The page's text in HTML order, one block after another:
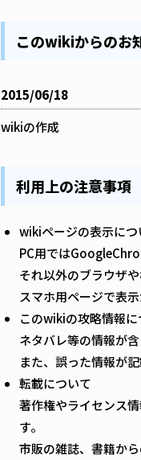
このwikiからのお
2015/06/18
wikiの作成
利用上の注意事項
wikiページの表示につ
PC用では
それ以外のブラウザ
スマホ用ページで表
このwikiの攻略情報に
ネタバレ等の情報が
また、誤った情報が
転載について
著作権やライセンス
す。
市販の雑誌、書籍か